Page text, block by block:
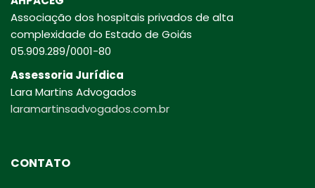
Associação dos hospitais privados de alta
complexidade do Estado de Goiás
05.909.289/0001-80
Assessoria Jurídica
Lara Martins Advogados
laramartinsadvogados.com.br
CONTATO